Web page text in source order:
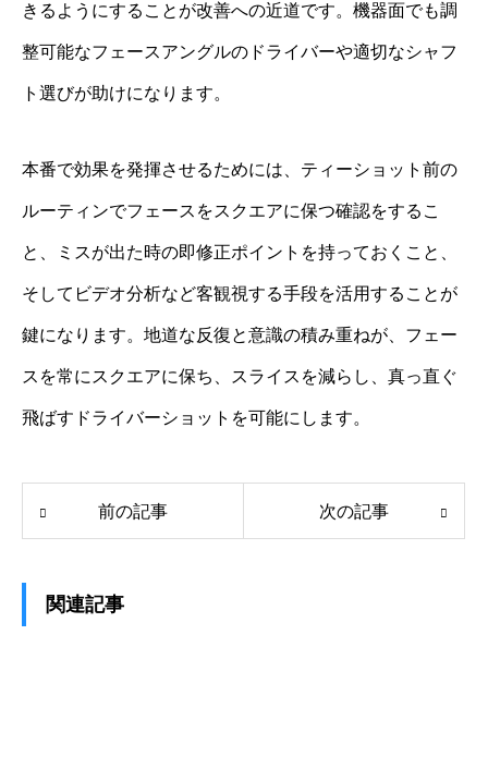
きるようにすることが改善への近道です。機器面でも調
整可能なフェースアングルのドライバーや適切なシャフ
ト選びが助けになります。
本番で効果を発揮させるためには、ティーショット前の
ルーティンでフェースをスクエアに保つ確認をするこ
と、ミスが出た時の即修正ポイントを持っておくこと、
そしてビデオ分析など客観視する手段を活用することが
鍵になります。地道な反復と意識の積み重ねが、フェー
スを常にスクエアに保ち、スライスを減らし、真っ直ぐ
飛ばすドライバーショットを可能にします。
前の記事 次の記事
関連記事